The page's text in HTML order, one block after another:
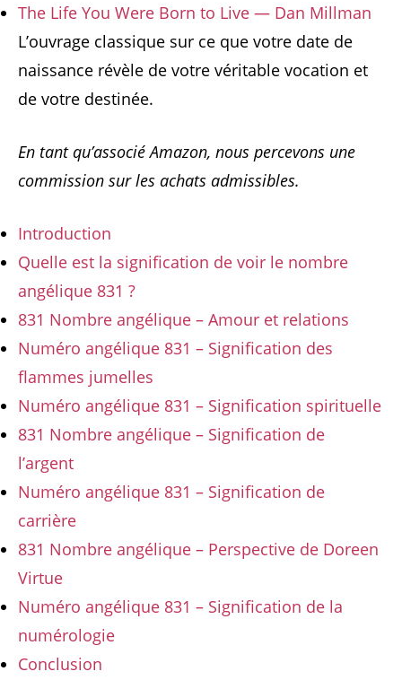
The Life You Were Born to Live — Dan Millman
L’ouvrage classique sur ce que votre date de
naissance révèle de votre véritable vocation et
de votre destinée.
En tant qu’associé Amazon, nous percevons une
commission sur les achats admissibles.
Introduction
Quelle est la signification de voir le nombre
angélique 831 ?
831 Nombre angélique – Amour et relations
Numéro angélique 831 – Signification des
flammes jumelles
Numéro angélique 831 – Signification spirituelle
831 Nombre angélique – Signification de
l’argent
Numéro angélique 831 – Signification de
carrière
831 Nombre angélique – Perspective de Doreen
Virtue
Numéro angélique 831 – Signification de la
numérologie
Conclusion